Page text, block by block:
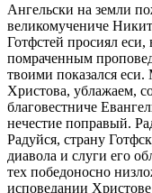
Ангельски на земли
великомучениче
Готфстей просиял
помраченным
твоими показался
Христова, ублажаем,
благовестниче
нечестие поправый.
Радуйся, страну
диавола и слуги его
тех победоносно
исповедании